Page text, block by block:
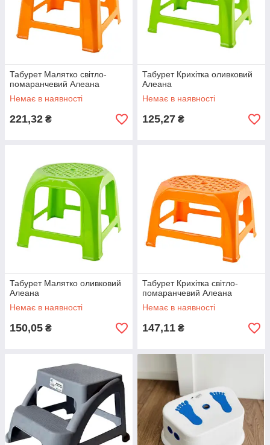
Табурет Малятко світло-
помаранчевий Алеана
Немає в наявності
221,32 ₴
Табурет Крихітка оливковий
Алеана
Немає в наявності
125,27 ₴
Табурет Малятко оливковий
Алеана
Немає в наявності
150,05 ₴
Табурет Крихітка світло-
помаранчевий Алеана
Немає в наявності
147,11 ₴